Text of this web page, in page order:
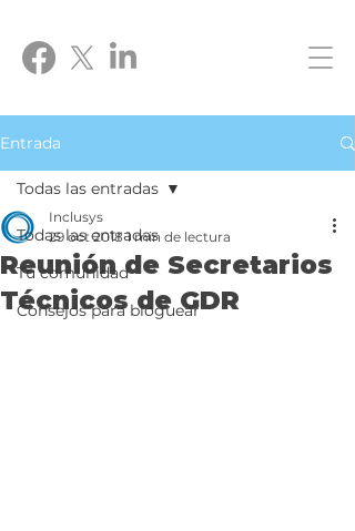
Entrada
Todas las entradas
Tu comunidad
Consejos para bloguear
Todas las entradas
Reunión de Secretarios
Técnicos de GDR
Inclusys
29 oct 2018 1 min de lectura